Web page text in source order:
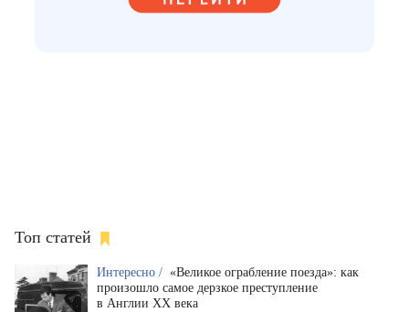
Топ статей
Интересно / «Великое ограбление поезда»: как
произошло самое дерзкое преступление
в Англии XX века